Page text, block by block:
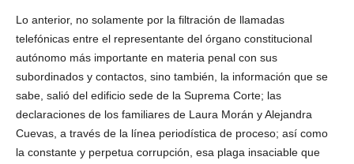
Lo anterior, no solamente por la filtración de llamadas
telefónicas entre el representante del órgano constitucional
autónomo más importante en materia penal con sus
subordinados y contactos, sino también, la información que se
sabe, salió del edificio sede de la Suprema Corte; las
declaraciones de los familiares de Laura Morán y Alejandra
Cuevas, a través de la línea periodística de proceso; así como
la constante y perpetua corrupción, esa plaga insaciable que